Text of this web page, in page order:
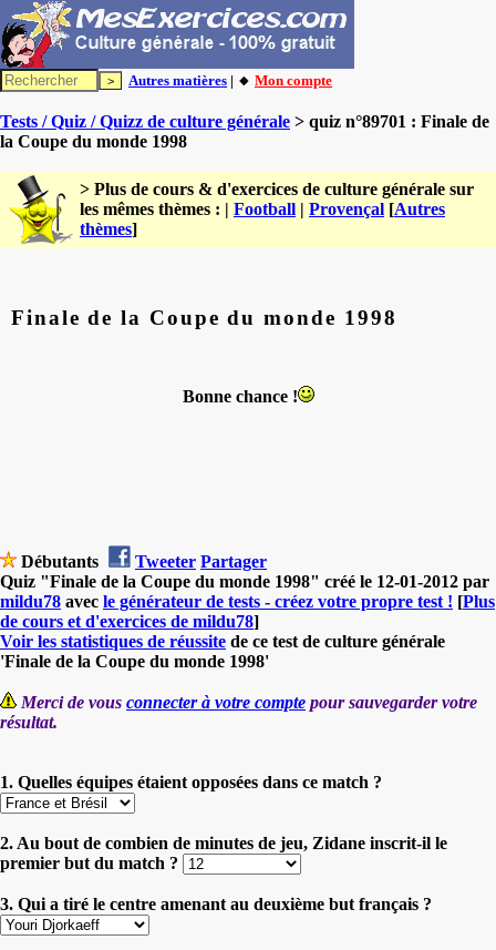
Autres matières | 🔸 Mon compte
Tests / Quiz / Quizz de culture générale > quiz n°89701 : Finale de
la Coupe du monde 1998
> Plus de cours & d'exercices de culture générale sur
les mêmes thèmes : | Football | Provençal [Autres
thèmes]
Finale de la Coupe du monde 1998
Bonne chance !
Débutants Tweeter Partager
Quiz "Finale de la Coupe du monde 1998" créé le 12-01-2012 par
mildu78 avec le générateur de tests - créez votre propre test ! [Plus
de cours et d'exercices de mildu78]
Voir les statistiques de réussite de ce test de culture générale
'Finale de la Coupe du monde 1998'
Merci de vous connecter à votre compte pour sauvegarder votre
résultat.
1. Quelles équipes étaient opposées dans ce match ?
2. Au bout de combien de minutes de jeu, Zidane inscrit-il le
premier but du match ?
3. Qui a tiré le centre amenant au deuxième but français ?